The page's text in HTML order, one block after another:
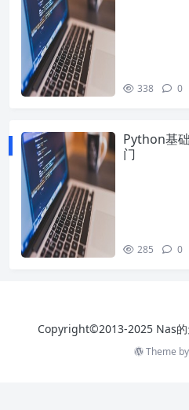
338 0
Python基
门
285 0
Copyright©2013-2025 Nas
Theme by